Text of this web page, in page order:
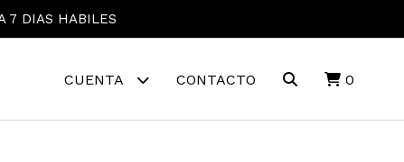
7 DIAS HABILES
CUENTA CONTACTO 0